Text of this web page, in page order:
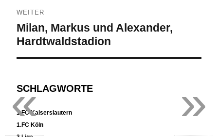
WEITER
Nächster
Beitrag:
Milan, Markus und Alexander,
Hardtwaldstadion
SCHLAGWORTE
1.FC Kaiserslautern
1.FC Köln
»
«